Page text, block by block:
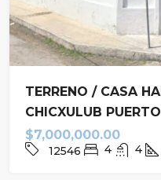
TERRENO / CASA
CHICXULUB PUERTO
$7,000,000.00
12546 4 4